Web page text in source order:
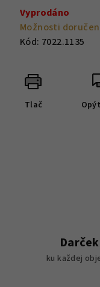
cena:
Vyprodáno
Možnosti
Kód: 7022.1135
Tlač
ku každej